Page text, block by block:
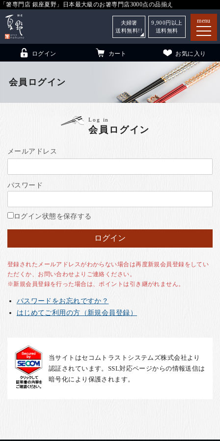
「箸専門店 銀座夏野」日本最大級のお箸専門店3000点の品揃え
menu
（贈答用・自宅用）
銀座夏野・箸長
ご利用ガイド
お客様の声
お知らせ
English
ログイン カート お気に入り
夫婦箸
送料無料!!
9,900 円以上
送料無料
会員ログイン
Log in
会員ログイン
メールアドレス
パスワード
ログイン状態を保存する
登録されたメールアドレスがわからない場合は再度新規会員登録をしてい
ただくか、お問い合わせよりご連絡ください。
※新規会員登録を行った場合は、ポイントは引き継がれません。
パスワードをお忘れですか？
はじめてご利用の方（新規会員登録）
当サイトはセコムトラストシステムズ株式会社より
認証されています。SSL対応ページからの情報送信は
暗号化により保護されます。